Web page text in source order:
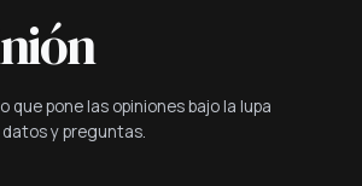
que pone las opiniones bajo la lupa
y preguntas.